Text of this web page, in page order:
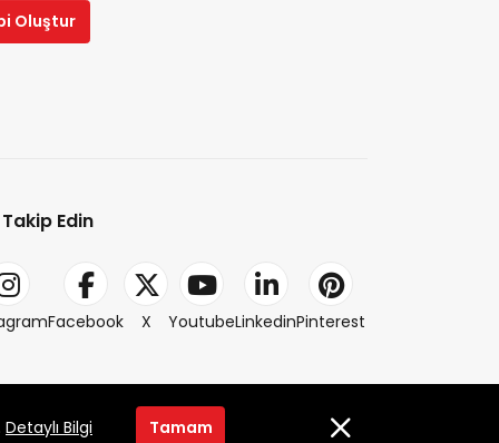
Oluştur
Edin
Facebook X YoutubeLinkedinPinterest
2014-2026 © petlebi.com v11.89.0
Detaylı Bilgi Tamam